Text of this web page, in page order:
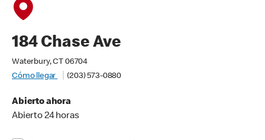
184 Chase Ave
Waterbury, CT 06704
Cómo llegar
(203) 573-0880
Abierto ahora
Abierto 24 horas